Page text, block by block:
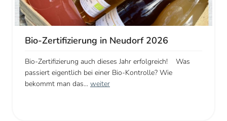
Bio-Zertifizierung in Neudorf 2026
Bio-Zertifizierung auch dieses Jahr erfolgreich! Was
passiert eigentlich bei einer Bio-Kontrolle? Wie
bekommt man das... weiter